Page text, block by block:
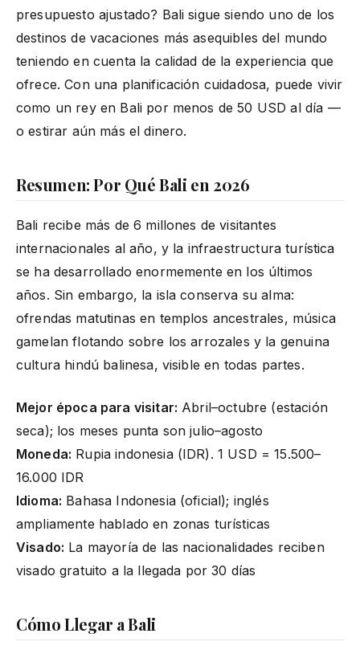
presupuesto ajustado? Bali sigue siendo uno de los
destinos de vacaciones más asequibles del mundo
teniendo en cuenta la calidad de la experiencia que
ofrece. Con una planificación cuidadosa, puede vivir
como un rey en Bali por menos de 50 USD al día —
o estirar aún más el dinero.
Resumen: Por Qué Bali en 2026
Bali recibe más de 6 millones de visitantes
internacionales al año, y la infraestructura turística
se ha desarrollado enormemente en los últimos
años. Sin embargo, la isla conserva su alma:
ofrendas matutinas en templos ancestrales, música
gamelan flotando sobre los arrozales y la genuina
cultura hindú balinesa, visible en todas partes.
Mejor época para visitar: Abril–octubre (estación
seca); los meses punta son julio–agosto
Moneda: Rupia indonesia (IDR). 1 USD = 15.500–
16.000 IDR
Idioma: Bahasa Indonesia (oficial); inglés
ampliamente hablado en zonas turísticas
Visado: La mayoría de las nacionalidades reciben
visado gratuito a la llegada por 30 días
Cómo Llegar a Bali